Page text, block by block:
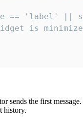
== 'label' ||
is
sends the first
history.